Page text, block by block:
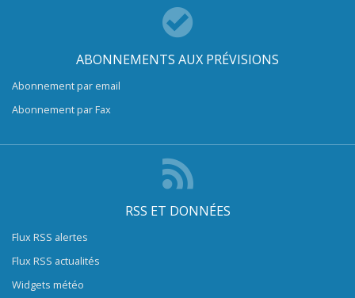
ABONNEMENTS AUX PRÉVISIONS
Abonnement par email
Abonnement par Fax
RSS ET DONNÉES
Flux RSS alertes
Flux RSS actualités
Widgets météo